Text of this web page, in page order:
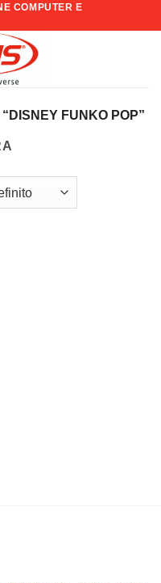
COMPUTER E
FUNKO POP”